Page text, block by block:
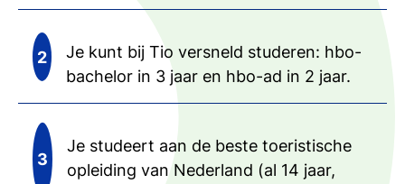
Je kunt bij Tio versneld studeren: hbo-
bachelor in 3 jaar en hbo-ad in 2 jaar.
Je studeert aan de beste toeristische
opleiding van Nederland (al 14 jaar,